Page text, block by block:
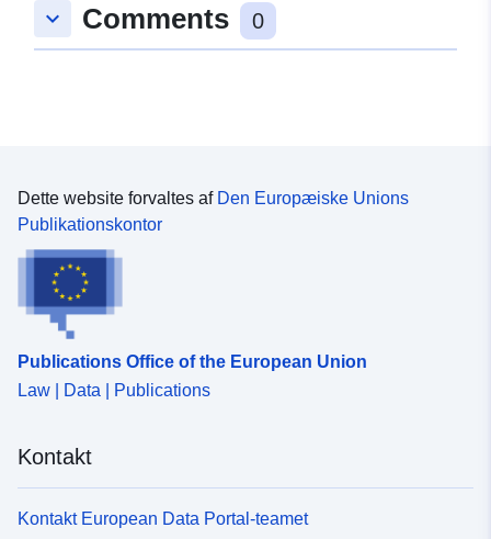
48.902475 ], [ 9.1294059,
48.9013294 ], [ 9.1280668,
http://data.europa.eu/eli/reg/2009/
uriRef:
keyboard_arrow_down Comments 0
Dette website forvaltes af Den Europæiske Unions
Publikationskontor
Publications Office of the European Union
Law | Data | Publications
Kontakt
Kontakt European Data Portal-teamet